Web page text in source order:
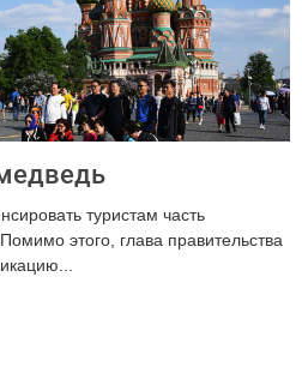
туристам часть
этого, глава правительства